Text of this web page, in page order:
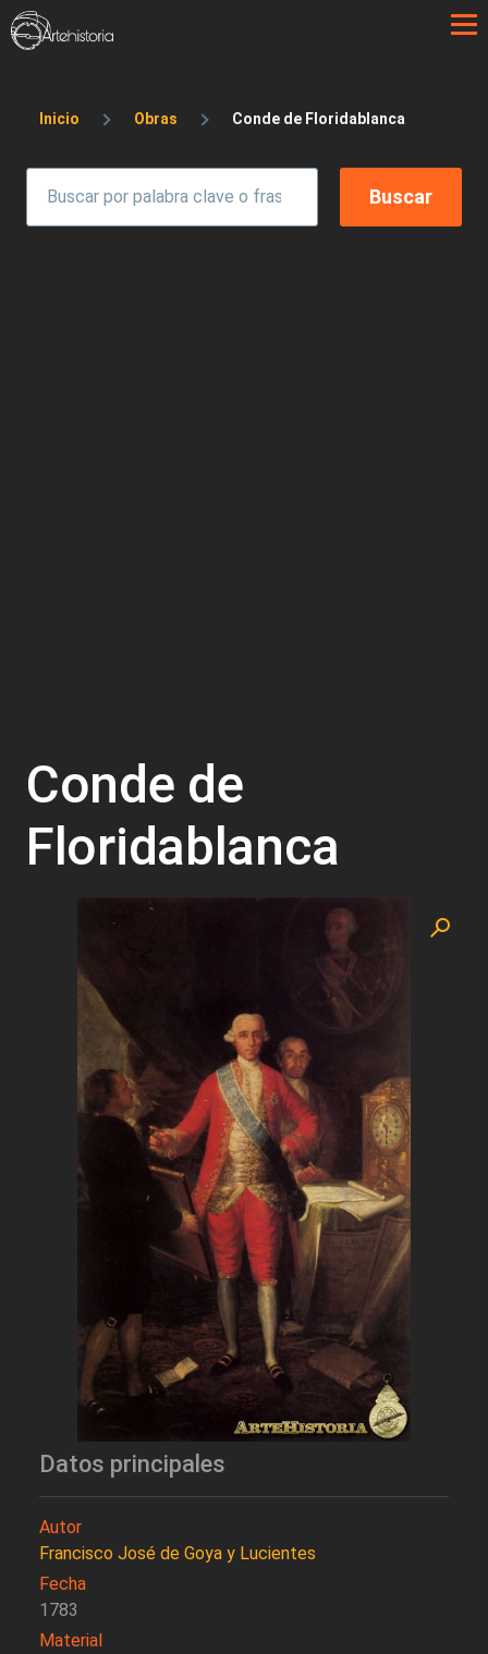
Pasar al contenido principal
Sobrescribir enlaces de ayuda a la
Inicio Obras Conde de Floridablanca
Conde de
Floridablanca
Datos principales
Autor
Francisco José de Goya y Lucientes
Fecha
1783
Material